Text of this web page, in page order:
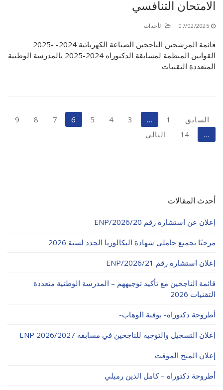
الامتحان التنافسي
07/02/2025 الأحداث
قائمة المرشحين الناجحين الصناعة الكهربائية 2024- -2025
القوانين المنظمة لمسابقة الدكتوراه 2024-2025 بالمدرسة الوطنية
المتعددة التقنيات
تعدد
صفحات
المقالات
السابق 1
…
3
4
5
6
7
8
9
…
14 التالي
أحدث المقالات
إعلان عن استشارة رقم 20/ENP/2026
مرحبًا بجميع حاملي شهادة البكالوريا الجدد لسنة 2026
إعلان استشارة رقم 21/ENP/2026
قائمة الناجحين مع تأكيد توجيههم – المدرسة الوطنية متعددة
التقنيات 2026
أطروحة دكتوراه- بوڨنة الوهاب-
إعلان التسجيل والتوجيه للناجحين في مسابقة ENP 2026/2027
إعلان المنح المؤقت
أطروحة دكتوراه – كامل الدين رميلي